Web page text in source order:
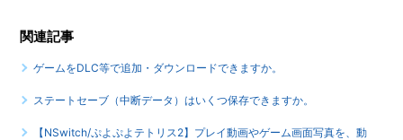
関連記事
ゲームをDLC等で追加・ダウンロードできますか。
ステートセーブ（中断データ）はいくつ保存できますか。
【NSwitch/ぷよぷよテトリス2】プレイ動画やゲーム画面写真を、動